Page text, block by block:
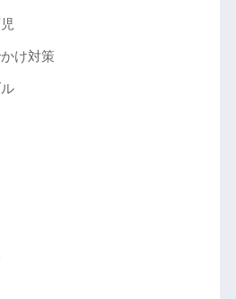
け対策